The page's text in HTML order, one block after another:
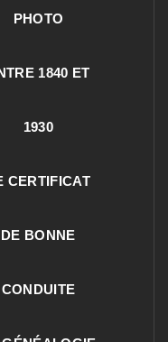
PHOTO
1840 ET
1930
CERTIFICAT
DE BONNE
CONDUITE